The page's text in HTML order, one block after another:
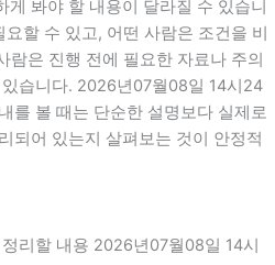
게 봐야 할 내용이 달라질 수 있습니
할 수 있고, 어떤 사람은 조건을 비
람은 진행 전에 필요한 자료나 주의
습니다. 2026년07월08일 14시24
를 볼 때는 단순한 설명보다 실제로
되어 있는지 살펴보는 것이 안정적
리할 내용 2026년07월08일 14시